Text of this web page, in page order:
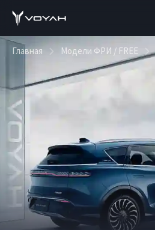
Главная Модели ФРИ / FREE